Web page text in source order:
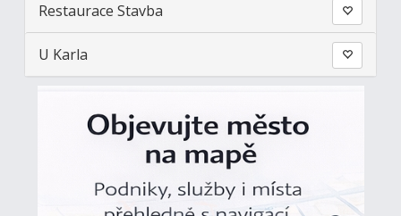
Restaurace Stavba
U Karla